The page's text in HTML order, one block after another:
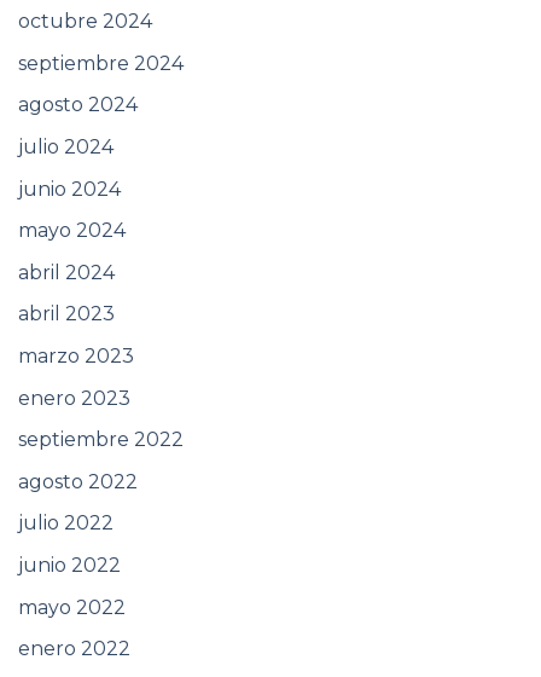
octubre 2024
septiembre 2024
agosto 2024
julio 2024
junio 2024
mayo 2024
abril 2024
abril 2023
marzo 2023
enero 2023
septiembre 2022
agosto 2022
julio 2022
junio 2022
mayo 2022
enero 2022